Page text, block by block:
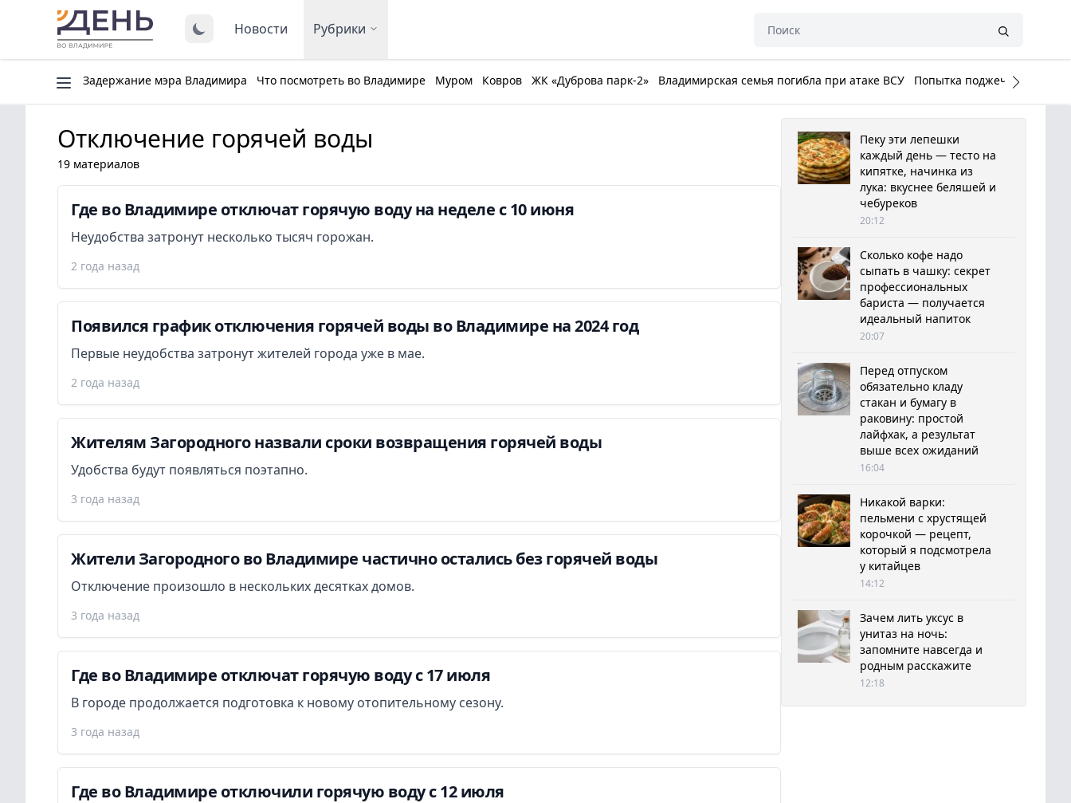
Новости Рубрики
Задержание мэра Владимира Что посмотреть во Владимире Муром Ковров ЖК «Дуброва парк-2» Владимирская семья погибла при атаке ВСУ Попытка поджечь Белый
Отключение горячей воды
19 материалов
Где во Владимире отключат горячую воду на неделе с 10 июня
Неудобства затронут несколько тысяч горожан.
2 года назад
Появился график отключения горячей воды во Владимире на 2024 год
Первые неудобства затронут жителей города уже в мае.
2 года назад
Жителям Загородного назвали сроки возвращения горячей воды
Удобства будут появляться поэтапно.
3 года назад
Жители Загородного во Владимире частично остались без горячей воды
Отключение произошло в нескольких десятках домов.
3 года назад
Где во Владимире отключат горячую воду с 17 июля
В городе продолжается подготовка к новому отопительному сезону.
3 года назад
Где во Владимире отключили горячую воду с 12 июля
Пеку эти лепешки
каждый день — тесто на
кипятке, начинка из
лука: вкуснее беляшей и
чебуреков
20:12
Сколько кофе надо
сыпать в чашку: секрет
профессиональных
бариста — получается
идеальный напиток
20:07
Перед отпуском
обязательно кладу
стакан и бумагу в
раковину: простой
лайфхак, а результат
выше всех ожиданий
16:04
Никакой варки:
пельмени с хрустящей
корочкой — рецепт,
который я подсмотрела
у китайцев
14:12
Зачем лить уксус в
унитаз на ночь:
запомните навсегда и
родным расскажите
12:18